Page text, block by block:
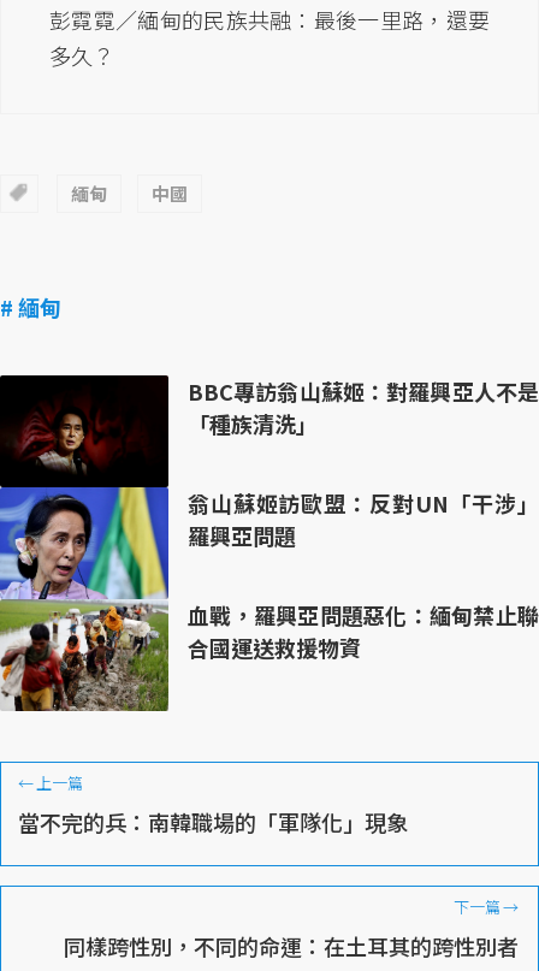
彭霓霓／緬甸的民族共融：最後一里路，還要
多久？
緬甸 中國
# 緬甸
BBC專訪翁山蘇姬：對羅興亞人不是
「種族清洗」
翁山蘇姬訪歐盟：反對UN「干涉」
羅興亞問題
血戰，羅興亞問題惡化：緬甸禁止聯
合國運送救援物資
←上一篇
當不完的兵：南韓職場的「軍隊化」現象
下一篇→
同樣跨性別，不同的命運：在土耳其的跨性別者